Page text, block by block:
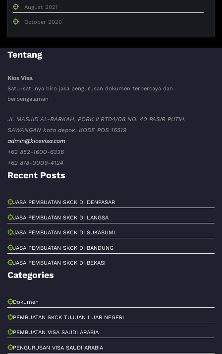
August 2021
October 2020
Tentang
Kios Visa
Satu-satunya biro jasa pengurusan dokumen terpercaya dan
berpengalaman
Jl. MASJID AL-BARKAH, PORK II RT04/08 NO. 40 PASIR PUTIH,
SAWANGAN kota depok. KODE POS 16519
admin@kiosvisa.com
+62 852-1600-6336
+62 878-0009-4124
Recent Posts
JASA PEMBUATAN SKCK DI DENPASAR
JASA PEMBUATAN SKCK DI LANGSA
JASA PEMBUATAN SKCK DI SUKABUMI
JASA PEMBUATAN SKCK DI BANDUNG
JASA PEMBUATAN SKCK DI BEKASI
Categories
Dokumen
PEMBUATAN SKCK TUJUAN LUAR NEGERI
PEMBUATAN VISA SAUDI ARABIA
PENGURUSAN VISA SAUDI ARABIA